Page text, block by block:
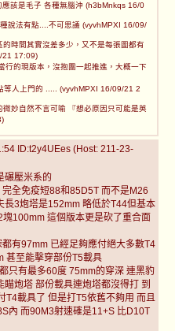
該是毛子 各種無腦沖 (h3bMnkqs 16/0
說法有點....不可思議 (vyvhMPXI 16/09/
時間其實沒差多少，又不是每張圖都有
21 17:09)
行的現版本，沒抱團一起推進，大概一下
等人上門的 ..... (vyvhMPXI 16/09/21 2
妙自然不言可喻 『想必原因只可能是英
ID:t2y4UEes (Host: 211-23-
碾壓米系的
全免疫短88和85D5T 而不是M26
3炮塔是152mm 略低於T44但基本
100mm 這個版本更是砍了重合面
有97mm 已經足夠應付絕大多數T4
甚至能擊穿部份T5載具
只有最多60度 75mm的穿深 連黑豹
炮塔 部份載具連炮塔都沒得打 到
載具了 但是打T5依舊不夠用 而且
內 而90M3射速確是11+S 比D10T